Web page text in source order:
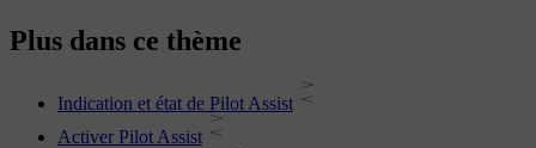
Plus dans ce thème
Indication et état de Pilot Assist
Activer Pilot Assist